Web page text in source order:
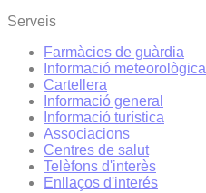
Serveis
Farmàcies de guàrdia
Informació meteorològica
Cartellera
Informació general
Informació turística
Associacions
Centres de salut
Telèfons d'interès
Enllaços d'interés